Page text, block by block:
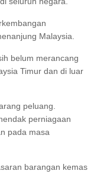
Malaysia.
belum merancang
Timur dan di luar
peluang.
perniagaan
pada masa
barangan kemas